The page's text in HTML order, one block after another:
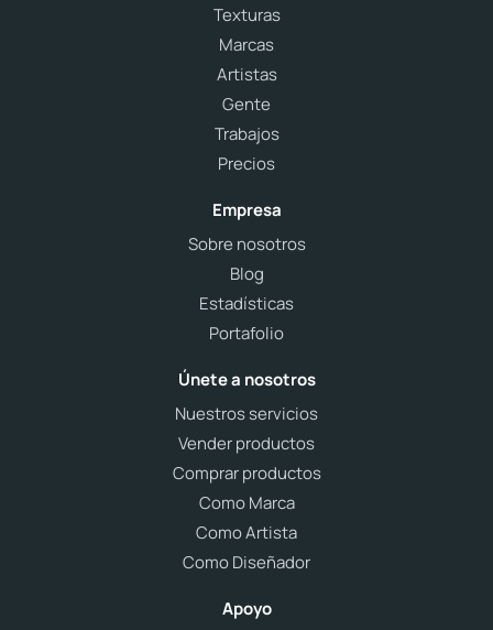
Texturas
Marcas
Artistas
Gente
Trabajos
Precios
Empresa
Sobre nosotros
Blog
Estadísticas
Portafolio
Únete a nosotros
Nuestros servicios
Vender productos
Comprar productos
Como Marca
Como Artista
Como Diseñador
Apoyo